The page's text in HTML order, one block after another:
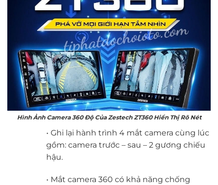
Hình Ảnh Camera 360 Độ Của Zestech ZT360 Hiển Thị Rõ Nét
• Ghi lại hành trình 4 mắt camera cùng lúc
gồm: camera trước – sau – 2 gương chiếu
hậu.
• Mắt camera 360 có khả năng chống